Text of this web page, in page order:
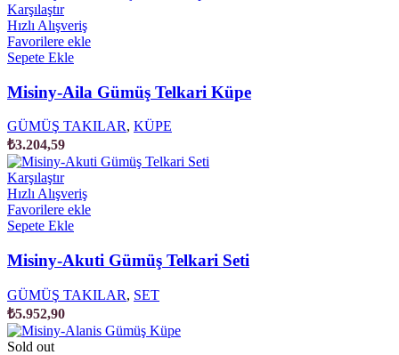
Karşılaştır
Hızlı Alışveriş
Favorilere ekle
Sepete Ekle
Misiny-Aila Gümüş Telkari Küpe
GÜMÜŞ TAKILAR, KÜPE
₺3.204,59
Karşılaştır
Hızlı Alışveriş
Favorilere ekle
Sepete Ekle
Misiny-Akuti Gümüş Telkari Seti
GÜMÜŞ TAKILAR, SET
₺5.952,90
Sold out